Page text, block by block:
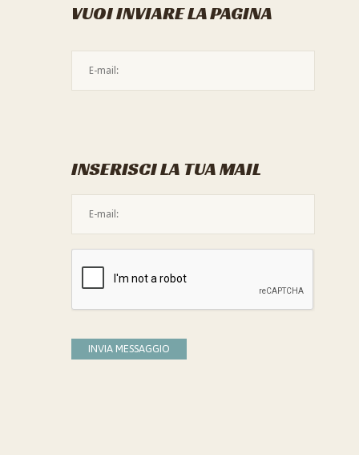
VUOI INVIARE LA PAGINA
INSERISCI LA TUA MAIL
INVIA MESSAGGIO